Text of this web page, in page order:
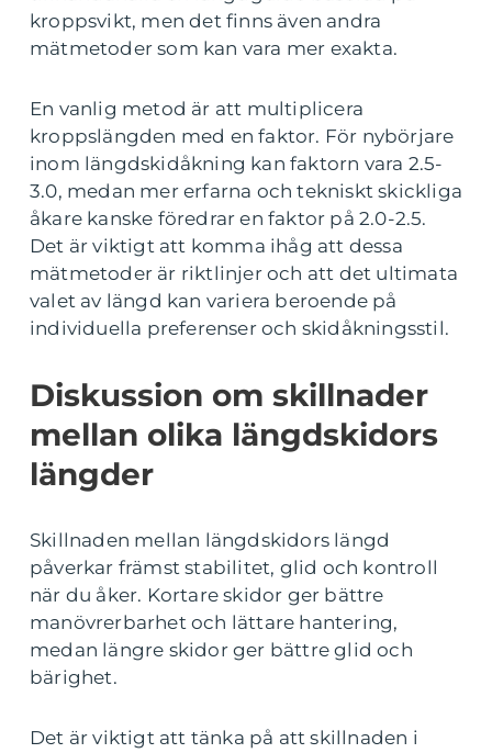
kroppsvikt, men det finns även andra
mätmetoder som kan vara mer exakta.
En vanlig metod är att multiplicera
kroppslängden med en faktor. För nybörjare
inom längdskidåkning kan faktorn vara 2.5-
3.0, medan mer erfarna och tekniskt skickliga
åkare kanske föredrar en faktor på 2.0-2.5.
Det är viktigt att komma ihåg att dessa
mätmetoder är riktlinjer och att det ultimata
valet av längd kan variera beroende på
individuella preferenser och skidåkningsstil.
Diskussion om skillnader
mellan olika längdskidors
längder
Skillnaden mellan längdskidors längd
påverkar främst stabilitet, glid och kontroll
när du åker. Kortare skidor ger bättre
manövrerbarhet och lättare hantering,
medan längre skidor ger bättre glid och
bärighet.
Det är viktigt att tänka på att skillnaden i